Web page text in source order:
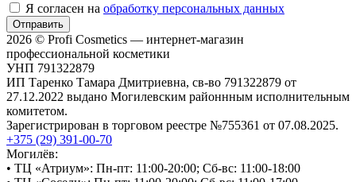
Я согласен на обработку персональных данных
Отправить
2026 © Profi Cosmetics — интернет-магазин
профессиональной косметики
УНП 791322879
ИП Таренко Тамара Дмитриевна, св-во 791322879 от
27.12.2022 выдано Могилевским районнным исполнительным
комитетом.
Зарегистрирован в торговом реестре №755361 от 07.08.2025.
+375 (29) 391-00-70
Могилёв:
• ТЦ «Атриум»: Пн-пт: 11:00-20:00; Сб-вс: 11:00-18:00